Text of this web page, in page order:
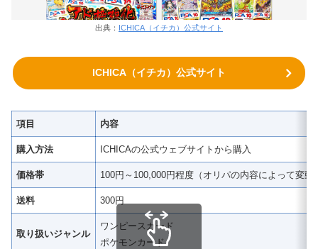
出典： ICHICA（イチカ）公式サイト
ICHICA（イチカ）公式サイト
項目 内容
購入方法 ICHICAの公式ウェブサイトから購入
価格帯 100円～100,000円程度（オリパの内容によって変動
送料 300円
取り扱いジャンル
ワンピースカード
ポケモンカード